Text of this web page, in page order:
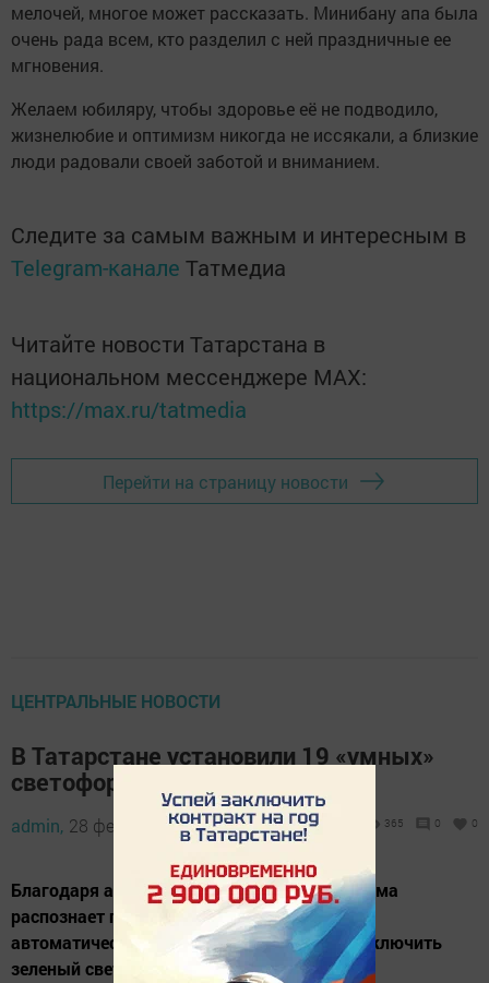
мелочей, многое может рассказать. Минибану апа была
очень рада всем, кто разделил с ней праздничные ее
мгновения.
Желаем юбиляру, чтобы здоровье её не подводило,
жизнелюбие и оптимизм никогда не иссякали, а близкие
люди радовали своей заботой и вниманием.
Следите за самым важным и интересным в
Telegram-канале Татмедиа
Читайте новости Татарстана в
национальном мессенджере MАХ:
https://max.ru/tatmedia
Перейти на страницу новости
ЦЕНТРАЛЬНЫЕ НОВОСТИ
В Татарстане установили 19 «умных»
светофоров в 2024 году
admin, 28 февраля 2025 - 16:48 365 0 0
Благодаря анализу данных о трафике система
распознает подъезжающий транспорт и
автоматически принимает решение, кому включить
зеленый свет.